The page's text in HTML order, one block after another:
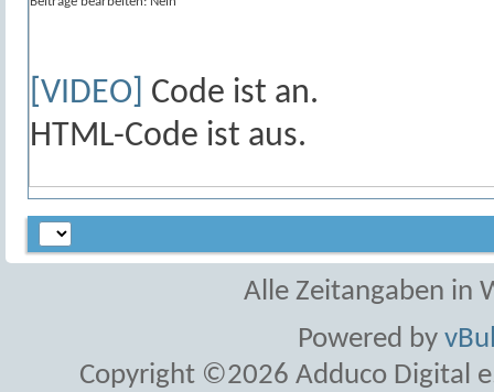
[VIDEO] Code ist an.
HTML-Code ist aus.
Alle Zeitangaben in
Powered by
Copyright ©2026 Adduco Digital